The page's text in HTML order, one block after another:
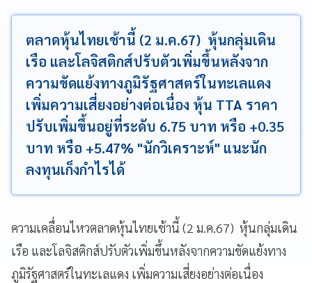
ตลาดหุ้นไทยเช้านี้ (2 ม.ค.67) หุ้นกลุ่มเดิน
เรือ และโลจิสติกส์ปรับตัวเพิ่มขึ้นหลังจาก
ความขัดแย้งทางภูมิรัฐศาสตร์ในทะเลแดง
เพิ่มความเสี่ยงอย่างต่อเนื่อง หุ้น TTA ราคา
ปรับเพิ่มขึ้นอยู่ที่ระดับ 6.75 บาท หรือ +0.35
บาท หรือ +5.47% "นักวิเคราะห์" แนะนัก
ลงทุนเก็งกำไรได้
ความเคลื่อนไหวตลาดหุ้นไทยเช้านี้ (2 ม.ค.67) หุ้นกลุ่มเดิน
เรือ และโลจิสติกส์ปรับตัวเพิ่มขึ้นหลังจากความขัดแย้งทาง
ภูมิรัฐศาสตร์ในทะเลแดง เพิ่มความเสี่ยงอย่างต่อเนื่อง